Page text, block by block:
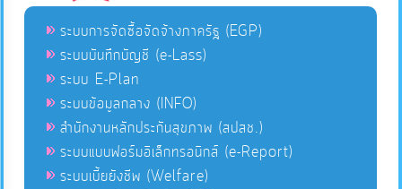
ระบบการจัดซื้อจัดจ้างภาครัฐ (EGP)
ระบบบันทึกบัญชี (e-Lass)
ระบบ E-Plan
ระบบข้อมูลกลาง (INFO)
สำนักงานหลักประกันสุขภาพ (สปสช.)
ระบบแบบฟอร์มอิเล็กทรอนิกส์ (e-Report)
ระบบเบี้ยยังชีพ (Welfare)